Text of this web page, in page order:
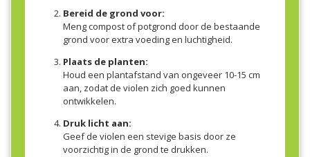
Bereid de grond voor:
Meng compost of potgrond door de bestaande
grond voor extra voeding en luchtigheid.
Plaats de planten:
Houd een plantafstand van ongeveer 10-15 cm
aan, zodat de violen zich goed kunnen
ontwikkelen.
Druk licht aan:
Geef de violen een stevige basis door ze
voorzichtig in de grond te drukken.